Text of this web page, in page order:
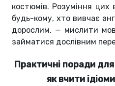
костюмів. Розуміння цих
будь-кому, хто вивчає
дорослим, — мислити
займатися дослівним
Практичні поради для
як вчити